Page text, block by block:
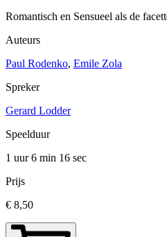
Romantisch en Sensueel als de
Auteurs
Paul Rodenko, Emile Zola
Spreker
Gerard Lodder
Speelduur
1 uur 6 min 16 sec
Prijs
€ 8,50